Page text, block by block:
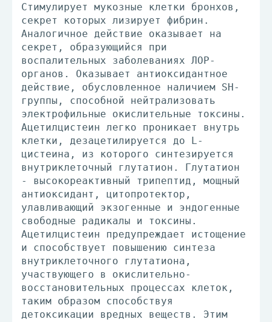
Стимулирует мукозные клетки бронхов,
секрет которых лизирует фибрин.
Аналогичное действие оказывает на
секрет, образующийся при
воспалительных заболеваниях ЛОР-
органов. Оказывает антиоксидантное
действие, обусловленное наличием SH-
группы, способной нейтрализовать
электрофильные окислительные токсины.
Ацетилцистеин легко проникает внутрь
клетки, дезацетилируется до L-
цистеина, из которого синтезируется
внутриклеточный глутатион. Глутатион
- высокореактивный трипептид, мощный
антиоксидант, цитопротектор,
улавливающий экзогенные и эндогенные
свободные радикалы и токсины.
Ацетилцистеин предупреждает истощение
и способствует повышению синтеза
внутриклеточного глутатиона,
участвующего в окислительно-
восстановительных процессах клеток,
таким образом способствуя
детоксикации вредных веществ. Этим